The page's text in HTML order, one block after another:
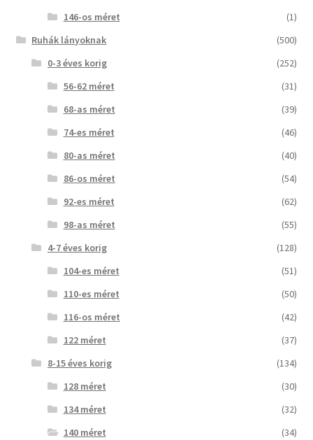
146-os méret
(1)
Ruhák lányoknak
(500)
0-3 éves korig
(252)
56-62 méret
(31)
68-as méret
(39)
74-es méret
(46)
80-as méret
(40)
86-os méret
(54)
92-es méret
(62)
98-as méret
(55)
4-7 éves korig
(128)
104-es méret
(51)
110-es méret
(50)
116-os méret
(42)
122 méret
(37)
8-15 éves korig
(134)
128 méret
(30)
134 méret
(32)
140 méret
(34)